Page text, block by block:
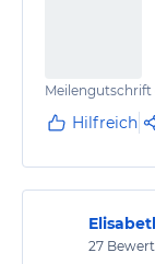
Die Zimmer
modern, sie
Meilengutschrift
Hilfreich
27